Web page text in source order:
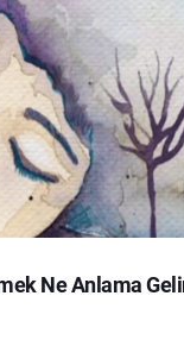
Ne Anlama